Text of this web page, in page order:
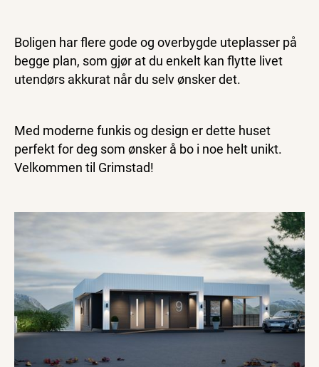
Boligen har flere gode og overbygde uteplasser på
begge plan, som gjør at du enkelt kan flytte livet
utendørs akkurat når du selv ønsker det.
Med moderne funkis og design er dette huset
perfekt for deg som ønsker å bo i noe helt unikt.
Velkommen til Grimstad!